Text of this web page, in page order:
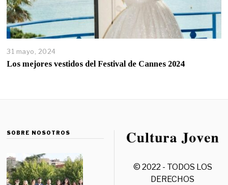
31 mayo, 2024
Los mejores vestidos del Festival de Cannes 2024
SOBRE NOSOTROS
© 2022 - TODOS LOS
DERECHOS